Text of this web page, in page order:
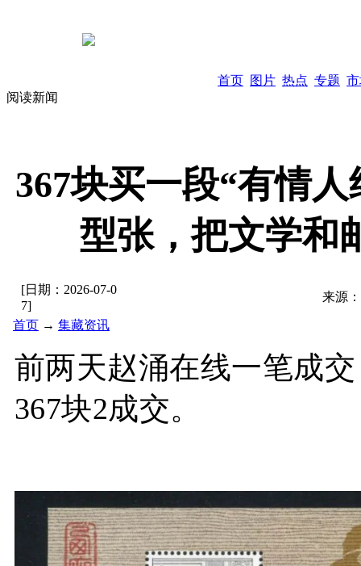
首页 图片 热点 专题
阅读新闻
367块买一段“有情
型张，把文学和
[日期： 2026-07-0
7]
来源：
首页 → 集藏资讯
前两天赵涌在线一笔成
367块2成交。